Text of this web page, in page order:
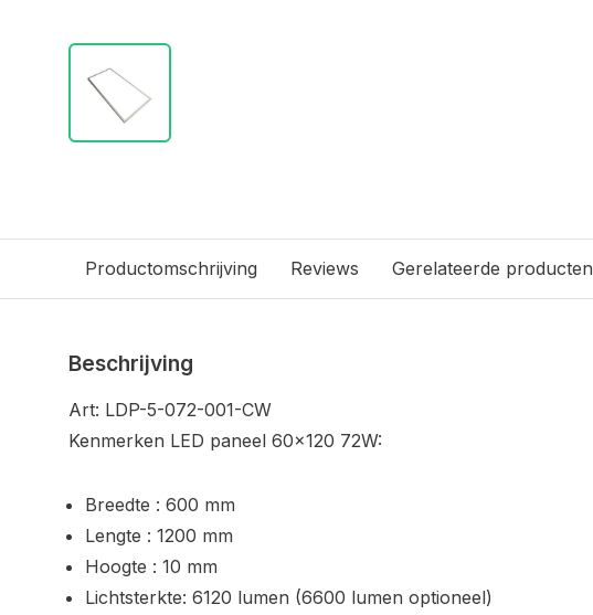
Productomschrijving Reviews Gerelateerde producten
Beschrijving
Art: LDP-5-072-001-CW
Kenmerken LED paneel 60x120 72W:
Breedte : 600 mm
Lengte : 1200 mm
Hoogte : 10 mm
Lichtsterkte: 6120 lumen (6600 lumen optioneel)